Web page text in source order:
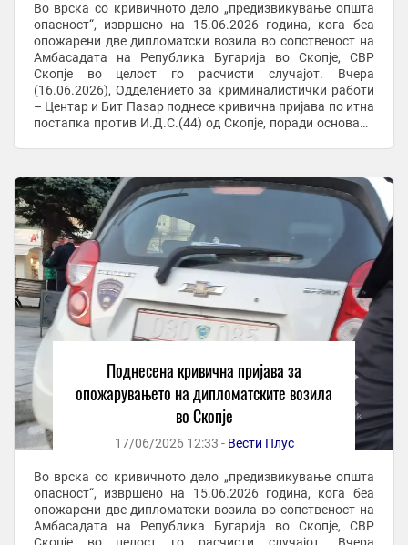
Во врска со кривичното дело „предизвикување општа
опасност“, извршено на 15.06.2026 година, кога беа
опожарени две дипломатски возила во сопственост на
Амбасадата на Република Бугарија во Скопје, СВР
Скопје во целост го расчисти случајот. Вчера
(16.06.2026), Одделението за криминалистички работи
– Центар и Бит Пазар поднесе кривична пријава по итна
постапка против И.Д.С.(44) од Скопје, поради основано
Поднесена кривична пријава за
опожарувањето на дипломатските возила
во Скопје
17/06/2026 12:33 - Вести Плус
Во врска со кривичното дело „предизвикување општа
опасност“, извршено на 15.06.2026 година, кога беа
опожарени две дипломатски возила во сопственост на
Амбасадата на Република Бугарија во Скопје, СВР